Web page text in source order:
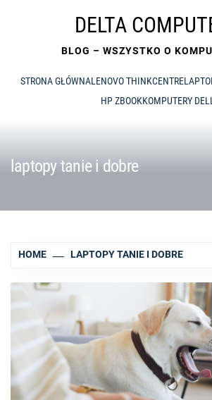
DELTA
BLOG – WSZYSTKO O
STRONA GŁÓWNALENOVO THINKCENTRE
HP ZBOOKKOMPUTERY DELL
laptopy tanie i dobre
HOME LAPTOPY TANIE I DOBRE